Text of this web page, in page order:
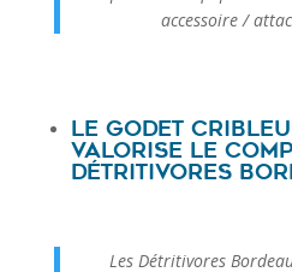
accessoire /
Le godet
valorise le
Détritivores
Les Détritivores